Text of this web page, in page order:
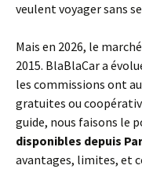
veulent voyager sans
Mais en 2026, le
2015. BlaBlaCar a
les commissions ont
gratuites ou
guide, nous faisons le
disponibles depuis
avantages, limites, et